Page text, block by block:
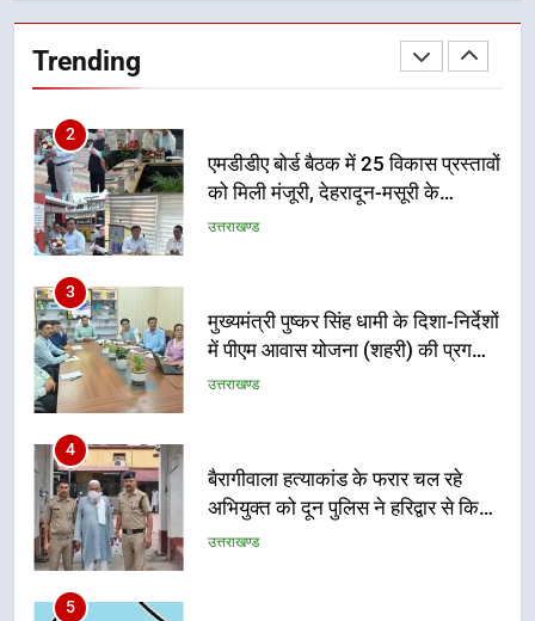
Trending
एमडीडीए बोर्ड बैठक में 25 विकास प्रस्तावों
को मिली मंजूरी, देहरादून-मसूरी के
3
मुख्यमंत्री पुष्कर सिंह धामी के दिशा-निर्देशों
में पीएम आवास योजना (शहरी) की प्रगति
4
बैरागीवाला हत्याकांड के फरार चल रहे
अभियुक्त को दून पुलिस ने हरिद्वार से किया
5
भारी बारिश का अलर्ट! 6 अगस्त को
देहरादून में स्कूल बंद